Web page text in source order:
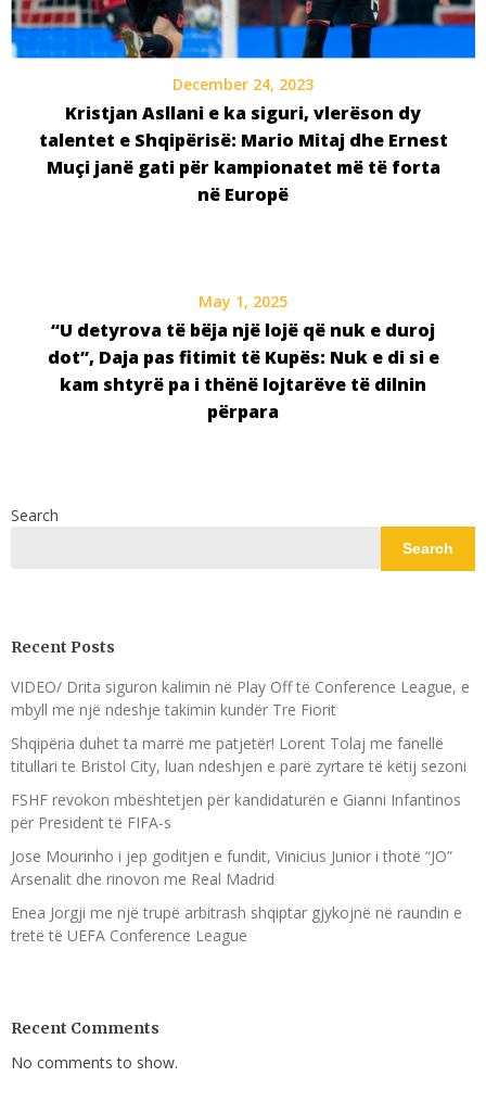
December 24, 2023
Kristjan Asllani e ka siguri, vlerëson dy
talentet e Shqipërisë: Mario Mitaj dhe Ernest
Muçi janë gati për kampionatet më të forta
në Europë
May 1, 2025
“U detyrova të bëja një lojë që nuk e duroj
dot”, Daja pas fitimit të Kupës: Nuk e di si e
kam shtyrë pa i thënë lojtarëve të dilnin
përpara
Search
Search
Recent Posts
VIDEO/ Drita siguron kalimin në Play Off të Conference League, e
mbyll me një ndeshje takimin kundër Tre Fiorit
Shqipëria duhet ta marrë me patjetër! Lorent Tolaj me fanellë
titullari te Bristol City, luan ndeshjen e parë zyrtare të këtij sezoni
FSHF revokon mbështetjen për kandidaturën e Gianni Infantinos
për President të FIFA-s
Jose Mourinho i jep goditjen e fundit, Vinicius Junior i thotë “JO”
Arsenalit dhe rinovon me Real Madrid
Enea Jorgji me një trupë arbitrash shqiptar gjykojnë në raundin e
tretë të UEFA Conference League
Recent Comments
No comments to show.